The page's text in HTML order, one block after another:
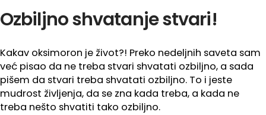
Ozbiljno shvatanje stvari!
Kakav oksimoron je život?! Preko nedeljnih saveta sam
već pisao da ne treba stvari shvatati ozbiljno, a sada
pišem da stvari treba shvatati ozbiljno. To i jeste
mudrost življenja, da se zna kada treba, a kada ne
treba nešto shvatiti tako ozbiljno.